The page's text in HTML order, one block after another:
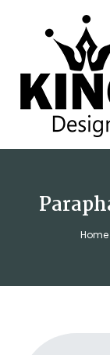
Home